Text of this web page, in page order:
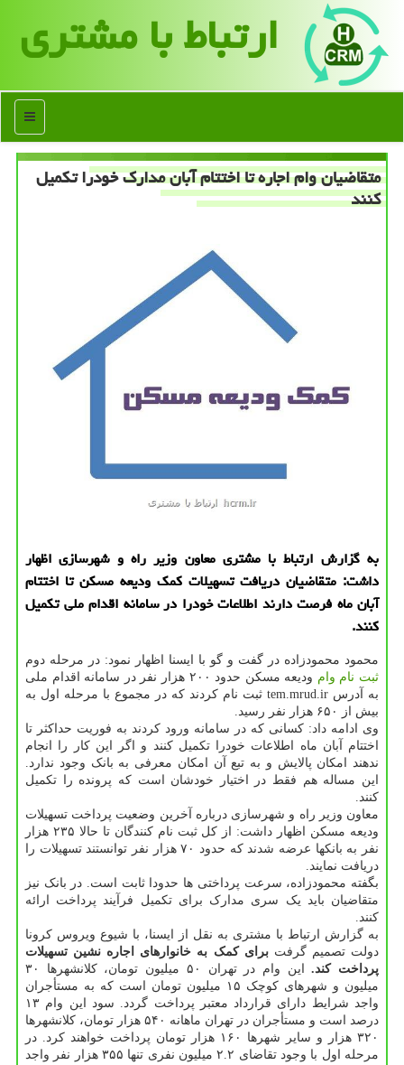
ارتباط با مشتری
منو
متقاضیان وام اجاره تا اختتام آبان مدارك خودرا تكمیل
كنند
به گزارش ارتباط با مشتری معاون وزیر راه و شهرسازی اظهار
داشت: متقاضیان دریافت تسهیلات كمك ودیعه مسكن تا اختتام
آبان ماه فرصت دارند اطلاعات خودرا در سامانه اقدام ملی تكمیل
كنند.
محمود محمودزاده در گفت و گو با ایسنا اظهار نمود: در مرحله دوم
ثبت نام وام
ودیعه مسکن حدود ۲۰۰ هزار نفر در سامانه اقدام ملی
به آدرس tem.mrud.ir ثبت نام کردند که در مجموع با مرحله اول به
بیش از ۶۵۰ هزار نفر رسید.
وی ادامه داد: کسانی که در سامانه ورود کردند به فوریت حداکثر تا
اختتام آبان ماه اطلاعات خودرا تکمیل کنند و اگر این کار را انجام
ندهند امکان پالایش و به تبع آن امکان معرفی به بانک وجود ندارد.
این مساله هم فقط در اختیار خودشان است که پرونده را تکمیل
کنند.
معاون وزیر راه و شهرسازی درباره آخرین وضعیت پرداخت تسهیلات
ودیعه مسکن اظهار داشت: از کل ثبت نام کنندگان تا حالا ۲۳۵ هزار
نفر به بانکها عرضه شدند که حدود ۷۰ هزار نفر توانستند تسهیلات را
دریافت نمایند.
بگفته محمودزاده، سرعت پرداختی ها حدودا ثابت است. در بانک نیز
متقاضیان باید یک سری مدارک برای تکمیل فرآیند پرداخت ارائه
کنند.
به گزارش ارتباط با مشتری به نقل از ایسنا، با شیوع ویروس کرونا
دولت تصمیم گرفتبرای کمک به خانوارهای اجاره نشین تسهیلات
پرداخت کند.
این وام در تهران ۵۰ میلیون تومان، کلانشهرها ۳۰
میلیون و شهرهای کوچک ۱۵ میلیون تومان است که به مستأجران
واجد شرایط دارای قرارداد معتبر پرداخت گردد. سود این وام ۱۳
درصد است و مستأجران در تهران ماهانه ۵۴۰ هزار تومان، کلانشهرها
۳۲۰ هزار و سایر شهرها ۱۶۰ هزار تومان پرداخت خواهند کرد. در
مرحله اول با وجود تقاضای ۲.۲ میلیون نفری تنها ۳۵۵ هزار نفر واجد